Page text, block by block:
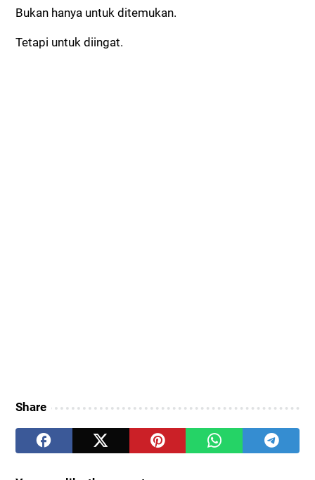
Bukan hanya untuk ditemukan.
Tetapi untuk diingat.
Share